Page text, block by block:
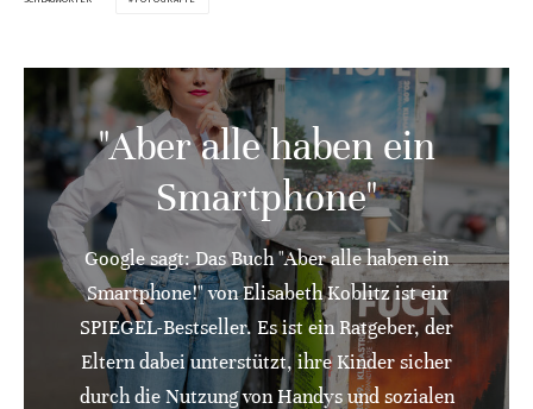
"Aber alle haben ein
Smartphone"
Google sagt: Das Buch "Aber alle haben ein
Smartphone!" von Elisabeth Koblitz ist ein
SPIEGEL-Bestseller. Es ist ein Ratgeber, der
Eltern dabei unterstützt, ihre Kinder sicher
durch die Nutzung von Handys und sozialen